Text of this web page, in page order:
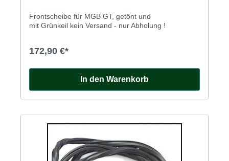
Frontscheibe für MGB GT, getönt und
mit Grünkeil kein Versand - nur Abholung !
172,90 €*
In den Warenkorb